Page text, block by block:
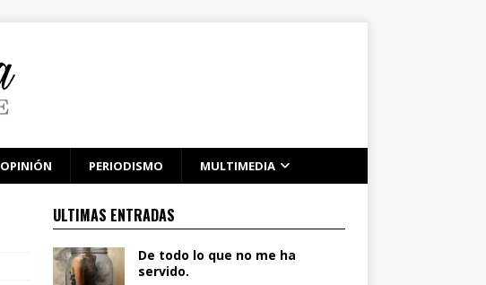
OPINIÓN PERIODISMO MULTIMEDIA
ULTIMAS ENTRADAS
De todo lo que no me ha
servido.